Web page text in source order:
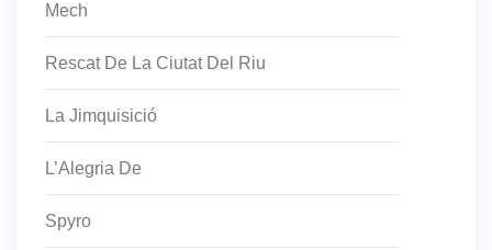
Mech
Rescat De La Ciutat Del Riu
La Jimquisició
L’Alegria De
Spyro